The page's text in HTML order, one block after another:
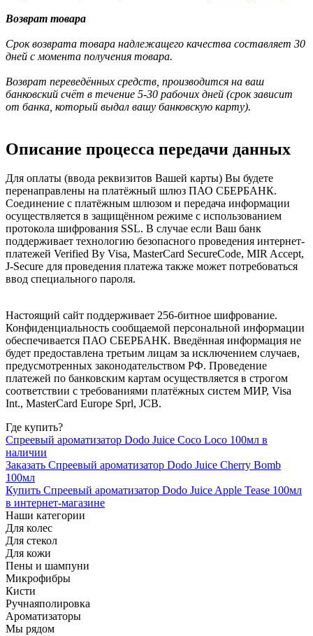
Возврат товара
Срок возврата товара надлежащего качества составляет 30
дней с момента получения товара.
Возврат переведённых средств, производится на ваш
банковский счёт в течение 5-30 рабочих дней (срок зависит
от банка, который выдал вашу банковскую карту).
Описание процесса передачи данных
Для оплаты (ввода реквизитов Вашей карты) Вы будете
перенаправлены на платёжный шлюз ПАО СБЕРБАНК.
Соединение с платёжным шлюзом и передача информации
осуществляется в защищённом режиме с использованием
протокола шифрования SSL. В случае если Ваш банк
поддерживает технологию безопасного проведения интернет-
платежей Verified By Visa, MasterCard SecureCode, MIR Accept,
J-Secure для проведения платежа также может потребоваться
ввод специального пароля.
Настоящий сайт поддерживает 256-битное шифрование.
Конфиденциальность сообщаемой персональной информации
обеспечивается ПАО СБЕРБАНК. Введённая информация не
будет предоставлена третьим лицам за исключением случаев,
предусмотренных законодательством РФ. Проведение
платежей по банковским картам осуществляется в строгом
соответствии с требованиями платёжных систем МИР, Visa
Int., MasterCard Europe Sprl, JCB.
Где купить?
Спреевый ароматизатор Dodo Juice Coco Loco 100мл в
наличии
Заказать Спреевый ароматизатор Dodo Juice Cherry Bomb
100мл
Купить Спреевый ароматизатор Dodo Juice Apple Tease 100мл
в интернет-магазине
Наши категории
Для колес
Для стекол
Для кожи
Пены и шампуни
Микрофибры
Кисти
Ручнаяполировка
Ароматизаторы
Мы рядом